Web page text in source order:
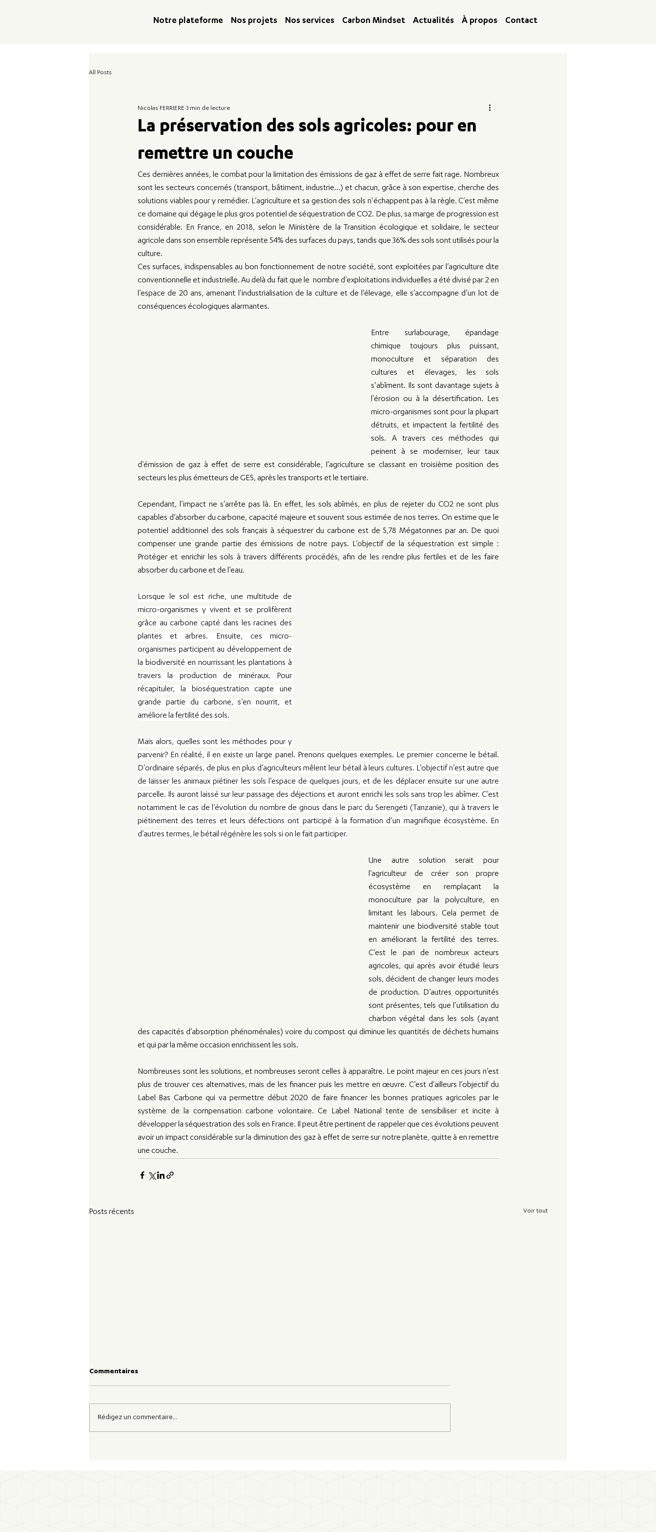
Notre plateforme Nos projets Nos services Carbon Mindset Actualités À propos Contact
All Posts
La préservation des sols agricoles: pour en
remettre un couche
Nicolas FERRIERE 3 min de lecture
Ces dernières années, le combat pour la limitation des émissions de gaz à effet de serre fait rage. Nombreux
sont les secteurs concernés (transport, bâtiment, industrie…) et chacun, grâce à son expertise, cherche des
solutions viables pour y remédier. L’agriculture et sa gestion des sols n'échappent pas à la règle. C’est même
ce domaine qui dégage le plus gros potentiel de séquestration de CO2. De plus, sa marge de progression est
considérable. En France, en 2018, selon le Ministère de la Transition écologique et solidaire, le secteur
agricole dans son ensemble représente 54% des surfaces du pays, tandis que 36% des sols sont utilisés pour la
culture.
Ces surfaces, indispensables au bon fonctionnement de notre société, sont exploitées par l’agriculture dite
conventionnelle et industrielle. Au delà du fait que le  nombre d’exploitations individuelles a été divisé par 2 en
l’espace de 20 ans, amenant l’industrialisation de la culture et de l’élevage, elle s’accompagne d’un lot de
conséquences écologiques alarmantes.
Entre surlabourage, épandage
chimique toujours plus puissant,
monoculture et séparation des
cultures et élevages, les sols
s'abîment. Ils sont davantage sujets à
l’érosion ou à la désertification. Les
micro-organismes sont pour la plupart
détruits, et impactent la fertilité des
sols. A travers ces méthodes qui
peinent à se moderniser, leur taux
d’émission de gaz à effet de serre est considérable, l’agriculture se classant en troisième position des
secteurs les plus émetteurs de GES, après les transports et le tertiaire.
Cependant, l’impact ne s’arrête pas là. En effet, les sols abîmés, en plus de rejeter du CO2 ne sont plus
capables d’absorber du carbone, capacité majeure et souvent sous estimée de nos terres. On estime que le
potentiel additionnel des sols français à séquestrer du carbone est de 5,78 Mégatonnes par an. De quoi
compenser une grande partie des émissions de notre pays. L’objectif de la séquestration est simple :
Protéger et enrichir les sols à travers différents procédés, afin de les rendre plus fertiles et de les faire
absorber du carbone et de l’eau.
Lorsque le sol est riche, une multitude de
micro-organismes y vivent et se prolifèrent
grâce au carbone capté dans les racines des
plantes et arbres. Ensuite, ces micro-
organismes participent au développement de
la biodiversité en nourrissant les plantations à
travers la production de minéraux. Pour
récapituler, la bioséquestration capte une
grande partie du carbone, s’en nourrit, et
améliore la fertilité des sols.
Mais alors, quelles sont les méthodes pour y
parvenir? En réalité, il en existe un large panel. Prenons quelques exemples. Le premier concerne le bétail.
D’ordinaire séparés, de plus en plus d’agriculteurs mêlent leur bétail à leurs cultures. L’objectif n’est autre que
de laisser les animaux piétiner les sols l’espace de quelques jours, et de les déplacer ensuite sur une autre
parcelle. Ils auront laissé sur leur passage des déjections et auront enrichi les sols sans trop les abîmer. C’est
notamment le cas de l’évolution du nombre de gnous dans le parc du Serengeti (Tanzanie), qui à travers le
piétinement des terres et leurs défections ont participé à la formation d’un magnifique écosystème. En
d’autres termes, le bétail régénère les sols si on le fait participer.
Une autre solution serait pour
l’agriculteur de créer son propre
écosystème en remplaçant la
monoculture par la polyculture, en
limitant les labours. Cela permet de
maintenir une biodiversité stable tout
en améliorant la fertilité des terres.
C’est le pari de nombreux acteurs
agricoles, qui après avoir étudié leurs
sols, décident de changer leurs modes
de production. D’autres opportunités
sont présentes, tels que l’utilisation du
charbon végétal dans les sols (ayant
des capacités d’absorption phénoménales) voire du compost qui diminue les quantités de déchets humains
et qui par la même occasion enrichissent les sols.
Nombreuses sont les solutions, et nombreuses seront celles à apparaître. Le point majeur en ces jours n’est
plus de trouver ces alternatives, mais de les financer puis les mettre en œuvre. C’est d’ailleurs l’objectif du
Label Bas Carbone qui va permettre début 2020 de faire financer les bonnes pratiques agricoles par le
système de la compensation carbone volontaire. Ce Label National tente de sensibiliser et incite à
développer la séquestration des sols en France. Il peut être pertinent de rappeler que ces évolutions peuvent
avoir un impact considérable sur la diminution des gaz à effet de serre sur notre planète, quitte à en remettre
une couche.
Posts récents Voir tout
Commentaires
Rédigez un commentaire...